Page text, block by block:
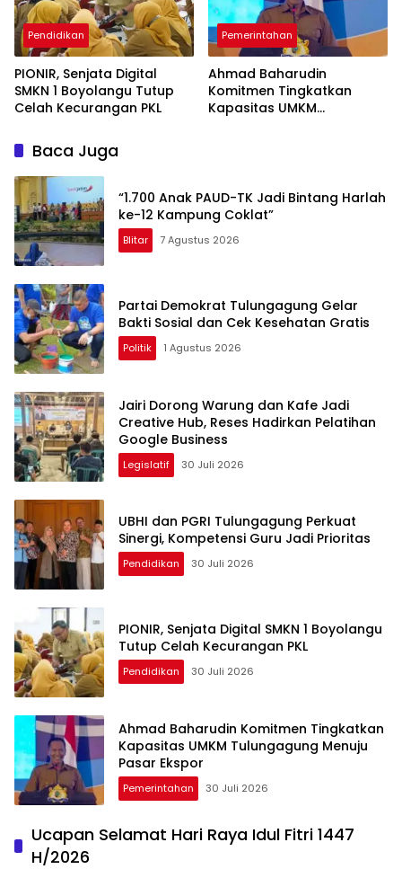
Pendidikan
PIONIR, Senjata Digital
SMKN 1 Boyolangu Tutup
Celah Kecurangan PKL
Pemerintahan
Ahmad Baharudin
Komitmen Tingkatkan
Kapasitas UMKM
Baca Juga
“1.700 Anak PAUD-TK Jadi Bintang Harlah
ke-12 Kampung Coklat”
Blitar 7 Agustus 2026
Partai Demokrat Tulungagung Gelar
Bakti Sosial dan Cek Kesehatan Gratis
Politik 1 Agustus 2026
Jairi Dorong Warung dan Kafe Jadi
Creative Hub, Reses Hadirkan Pelatihan
Google Business
Legislatif 30 Juli 2026
UBHI dan PGRI Tulungagung Perkuat
Sinergi, Kompetensi Guru Jadi Prioritas
Pendidikan 30 Juli 2026
PIONIR, Senjata Digital SMKN 1 Boyolangu
Tutup Celah Kecurangan PKL
Pendidikan 30 Juli 2026
Ahmad Baharudin Komitmen Tingkatkan
Kapasitas UMKM Tulungagung Menuju
Pasar Ekspor
Pemerintahan 30 Juli 2026
Ucapan Selamat Hari Raya Idul Fitri 1447
H/2026